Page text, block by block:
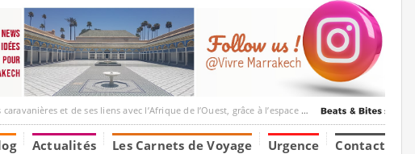
liens avec l’Afrique de l’Ouest, grâce à l’espace Marrakesh-Tumbuktu.
Actualités Les Carnets de Voyage Urgence Contact